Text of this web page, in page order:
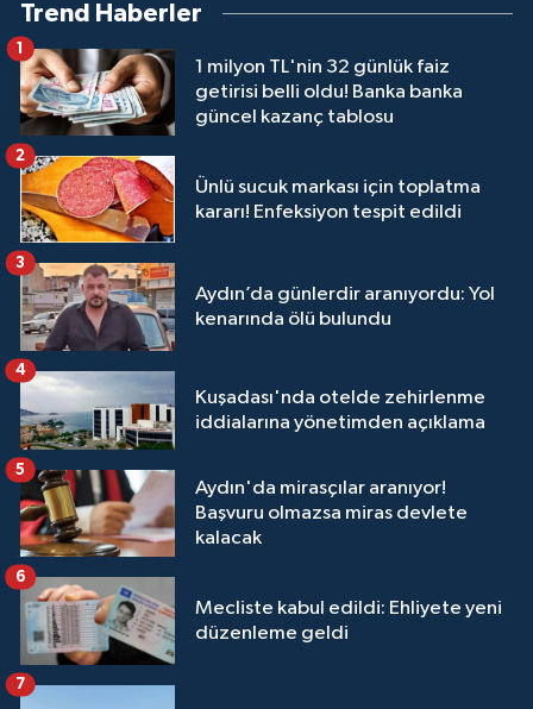
Trend Haberler
1 milyon TL'nin 32 günlük faiz
getirisi belli oldu! Banka banka
güncel kazanç tablosu
1
Ünlü sucuk markası için toplatma
kararı! Enfeksiyon tespit edildi
2
Aydın’da günlerdir aranıyordu: Yol
kenarında ölü bulundu
3
Kuşadası'nda otelde zehirlenme
iddialarına yönetimden açıklama
4
Aydın'da mirasçılar aranıyor!
Başvuru olmazsa miras devlete
kalacak
5
Mecliste kabul edildi: Ehliyete yeni
düzenleme geldi
6
7